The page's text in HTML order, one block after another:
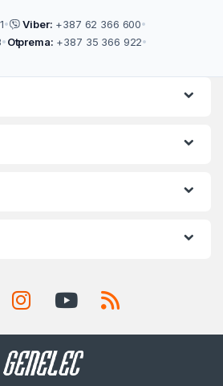
• Viber: +387 62 366 600•
• Otprema: +387 35 366 922•